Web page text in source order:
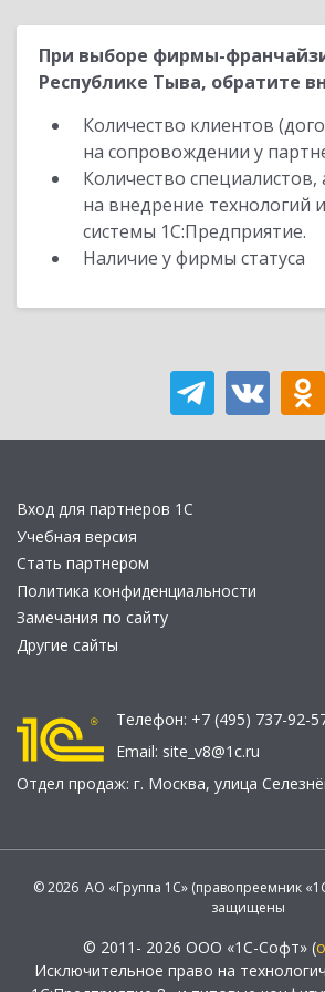
При выборе фирмы-
Республике Тыва, обратите
Количество клиентов
на сопровождении у
Количество
на внедрение технологий
системы 1С:Предприятие.
Наличие у фирмы статуса
Вход для партнеров 1С
Учебная версия
Стать партнером
Политика конфиденциальности
Замечания по сайту
Другие сайты
Телефон: +7 (495) 737-92-
Email: site_v8@1c.ru
Отдел продаж: г. Москва, улица
© 2026 АО «Группа 1С» (правопреемник
защищены
© 2011- 2026 ООО «1С-Софт» (
Исключительное право на